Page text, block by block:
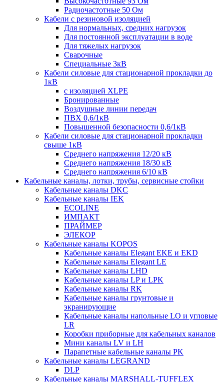
Радиочастотные 50 Ом
Кабели с резиновой изоляцией
Для нормальных, средних нагрузок
Для постоянной эксплуатации в воде
Для тяжелых нагрузок
Сварочные
Специальные 3кВ
Кабели силовые для стационарной прокладки до
1кВ
c изоляцией XLPE
Бронированные
Воздушные линии передач
ПВХ 0,6/1кВ
Повышенной безопасности 0,6/1кВ
Кабели силовые для стационарной прокладки
свыше 1кВ
Среднего напряжения 12/20 кВ
Среднего напряжения 18/30 кВ
Среднего напряжения 6/10 кВ
Кабельные каналы, лотки, трубы, сервисные стойки
Кабельные каналы DKC
Кабельные каналы IEK
ECOLINE
ИМПАКТ
ПРАЙМЕР
ЭЛЕКОР
Кабельные каналы KOPOS
Кабельные каналы Elegant EKE и EKD
Кабельные каналы Elegant LE
Кабельные каналы LHD
Кабельные каналы LP и LPK
Кабельные каналы RK
Кабельные каналы грунтовые и
экранирующие
Кабельные каналы напольные LO и угловые
LR
Коробки приборные для кабельных каналов
Мини каналы LV и LH
Парапетные кабельные каналы PK
Кабельные каналы LEGRAND
DLP
Кабельные каналы MARSHALL-TUFFLEX